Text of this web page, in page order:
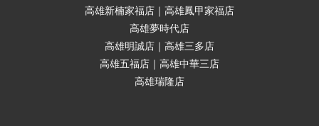
高雄新楠家福店｜高雄鳳甲家福店
高雄夢時代店
高雄明誠店｜高雄三多店
高雄五福店｜高雄中華三店
高雄瑞隆店